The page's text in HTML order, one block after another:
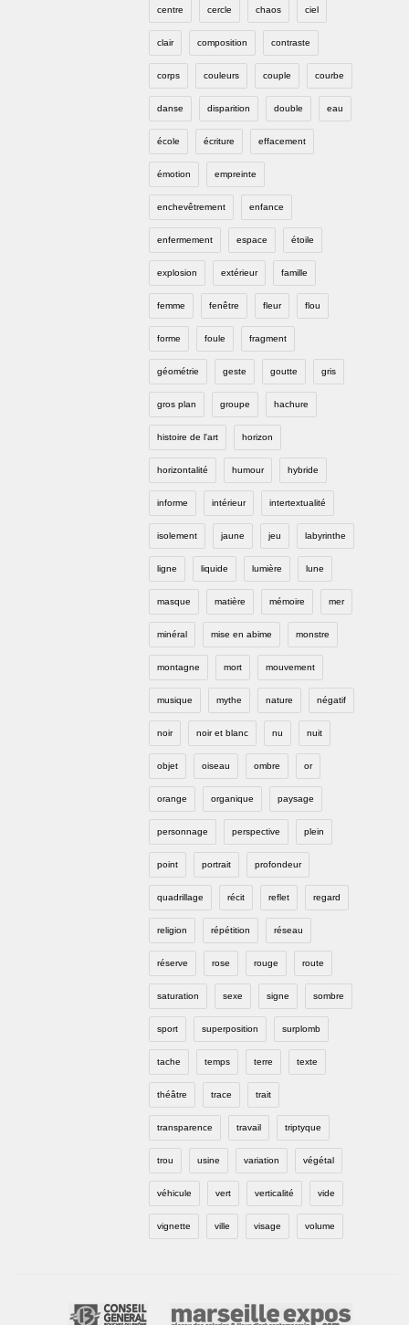
centre cercle chaos ciel
clair composition contraste
corps couleurs couple courbe
danse disparition double eau
école écriture effacement
émotion empreinte
enchevêtrement enfance
enfermement espace étoile
explosion extérieur famille
femme fenêtre fleur flou
forme foule fragment
géométrie geste goutte gris
gros plan groupe hachure
histoire de l'art horizon
horizontalité humour hybride
informe intérieur intertextualité
isolement jaune jeu labyrinthe
ligne liquide lumière lune
masque matière mémoire mer
minéral mise en abime monstre
montagne mort mouvement
musique mythe nature négatif
noir noir et blanc nu nuit
objet oiseau ombre or
orange organique paysage
personnage perspective plein
point portrait profondeur
quadrillage récit reflet regard
religion répétition réseau
réserve rose rouge route
saturation sexe signe sombre
sport superposition surplomb
tache temps terre texte
théâtre trace trait
transparence travail triptyque
trou usine variation végétal
véhicule vert verticalité vide
vignette ville visage volume